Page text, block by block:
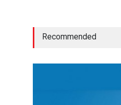
Recommended